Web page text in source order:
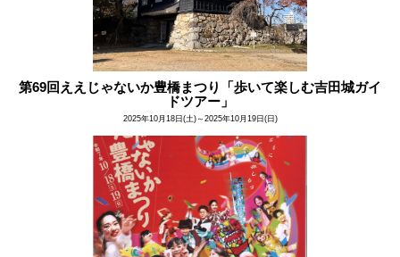
第69回ええじゃないか豊橋まつり「歩いて楽しむ吉田城ガイ
ドツアー」
2025年10月18日(土)～2025年10月19日(日)